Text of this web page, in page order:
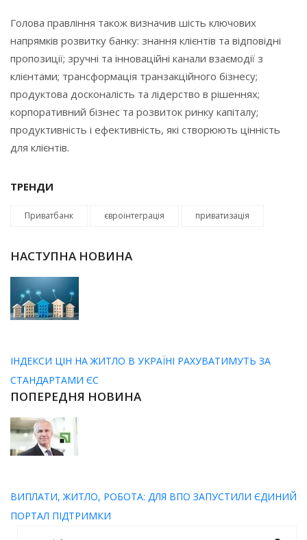
Голова правління також визначив шість ключових
напрямків розвитку банку: знання клієнтів та відповідні
пропозиції; зручні та інноваційні канали взаємодії з
клієнтами; трансформація транзакційного бізнесу;
продуктова досконалість та лідерство в рішеннях;
корпоративний бізнес та розвиток ринку капіталу;
продуктивність і ефективність, які створюють цінність
для клієнтів.
ТРЕНДИ
Приватбанк євроінтеграція приватизація
НАСТУПНА НОВИНА
ІНДЕКСИ ЦІН НА ЖИТЛО В УКРАЇНІ РАХУВАТИМУТЬ ЗА
СТАНДАРТАМИ ЄС
ПОПЕРЕДНЯ НОВИНА
ВИПЛАТИ, ЖИТЛО, РОБОТА: ДЛЯ ВПО ЗАПУСТИЛИ ЄДИНИЙ
ПОРТАЛ ПІДТРИМКИ